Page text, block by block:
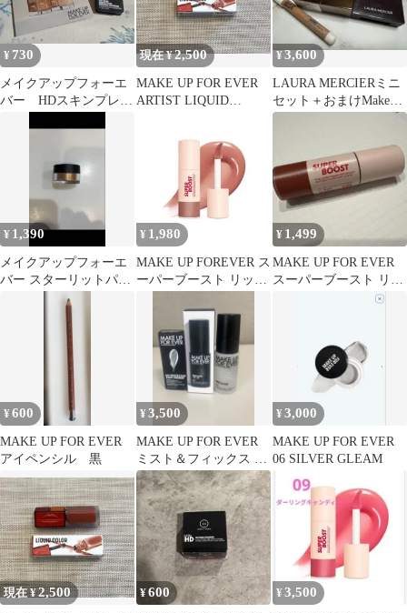
¥ 730
メイクアップフォーエ
バー HDスキンプレス
現在 ¥2,500
MAKE UP FOR EVER
ARTIST LIQUID
¥3,600
LAURA MERCIERミニ
セット＋おまけMake
Up For Ever
¥ 1,390
メイクアップフォーエ
バー スターリットパウ
ダー 11 ゴールデンオレ
¥ 1,980
MAKE UP FOREVER ス
ーパーブースト リップ
¥ 1,499
MAKE UP FOR EVER
スーパーブースト リッ
¥600
MAKE UP FOR EVER
アイペンシル 黒
¥3,500
MAKE UP FOR EVER
ミスト＆フィックス マ
ット 保湿ローション
¥3,000
MAKE UP FOR EVER
06 SILVER GLEAM
現在 ¥2,500 ¥600 ¥ 3,500